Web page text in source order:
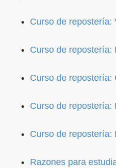
Curso de repostería:
Curso de repostería:
Curso de repostería:
Curso de repostería:
Curso de repostería:
Razones para